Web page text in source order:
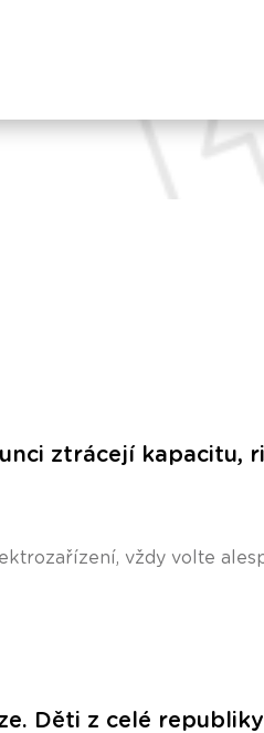
ztrácejí kapacitu,
vždy volte
Děti z celé